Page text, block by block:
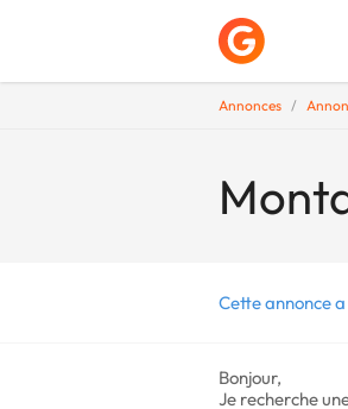
Annonces
Cette annonce
Bonjour,
Je recherche